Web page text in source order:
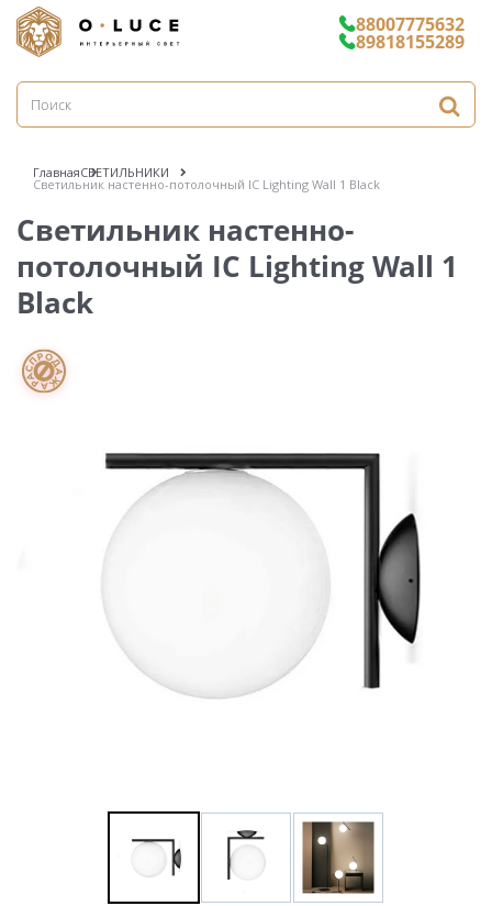
88007775632
89818155289
ГлавнаяСВЕТИЛЬНИКИ
Светильник настенно-потолочный IC Lighting Wall 1 Black
Светильник настенно-
потолочный IC Lighting Wall 1
Black